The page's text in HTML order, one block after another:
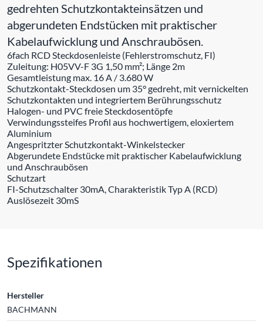
gedrehten Schutzkontakteinsätzen und
abgerundeten Endstücken mit praktischer
Kabelaufwicklung und Anschraubösen.
6fach RCD Steckdosenleiste (Fehlerstromschutz, FI)
Zuleitung: H05VV-F 3G 1,50 mm²; Länge 2m
Gesamtleistung max. 16 A / 3.680 W
Schutzkontakt-Steckdosen um 35° gedreht, mit vernickelten
Schutzkontakten und integriertem Berührungsschutz
Halogen- und PVC freie Steckdosentöpfe
Verwindungssteifes Profil aus hochwertigem, eloxiertem
Aluminium
Angespritzter Schutzkontakt-Winkelstecker
Abgerundete Endstücke mit praktischer Kabelaufwicklung
und Anschraubösen
Schutzart
FI-Schutzschalter 30mA, Charakteristik Typ A (RCD)
Auslösezeit 30mS
Spezifikationen
Hersteller
BACHMANN